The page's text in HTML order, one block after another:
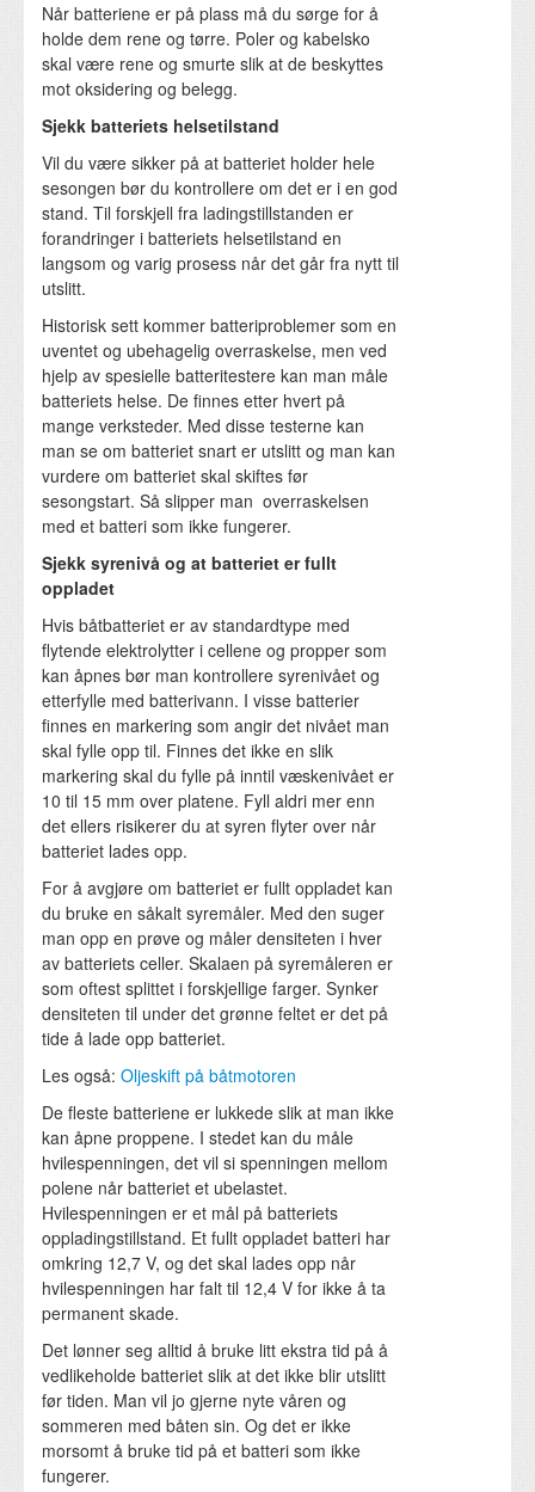
Når batteriene er på plass må du sørge for å
holde dem rene og tørre. Poler og kabelsko
skal være rene og smurte slik at de beskyttes
mot oksidering og belegg.
Sjekk batteriets helsetilstand
Vil du være sikker på at batteriet holder hele
sesongen bør du kontrollere om det er i en god
stand. Til forskjell fra ladingstillstanden er
forandringer i batteriets helsetilstand en
langsom og varig prosess når det går fra nytt til
utslitt.
Historisk sett kommer batteriproblemer som en
uventet og ubehagelig overraskelse, men ved
hjelp av spesielle batteritestere kan man måle
batteriets helse. De finnes etter hvert på
mange verksteder. Med disse testerne kan
man se om batteriet snart er utslitt og man kan
vurdere om batteriet skal skiftes før
sesongstart. Så slipper man overraskelsen
med et batteri som ikke fungerer.
Sjekk syrenivå og at batteriet er fullt
oppladet
Hvis båtbatteriet er av standardtype med
flytende elektrolytter i cellene og propper som
kan åpnes bør man kontrollere syrenivået og
etterfylle med batterivann. I visse batterier
finnes en markering som angir det nivået man
skal fylle opp til. Finnes det ikke en slik
markering skal du fylle på inntil væskenivået er
10 til 15 mm over platene. Fyll aldri mer enn
det ellers risikerer du at syren flyter over når
batteriet lades opp.
For å avgjøre om batteriet er fullt oppladet kan
du bruke en såkalt syremåler. Med den suger
man opp en prøve og måler densiteten i hver
av batteriets celler. Skalaen på syremåleren er
som oftest splittet i forskjellige farger. Synker
densiteten til under det grønne feltet er det på
tide å lade opp batteriet.
Les også: Oljeskift på båtmotoren
De fleste batteriene er lukkede slik at man ikke
kan åpne proppene. I stedet kan du måle
hvilespenningen, det vil si spenningen mellom
polene når batteriet et ubelastet.
Hvilespenningen er et mål på batteriets
oppladingstillstand. Et fullt oppladet batteri har
omkring 12,7 V, og det skal lades opp når
hvilespenningen har falt til 12,4 V for ikke å ta
permanent skade.
Det lønner seg alltid å bruke litt ekstra tid på å
vedlikeholde batteriet slik at det ikke blir utslitt
før tiden. Man vil jo gjerne nyte våren og
sommeren med båten sin. Og det er ikke
morsomt å bruke tid på et batteri som ikke
fungerer.